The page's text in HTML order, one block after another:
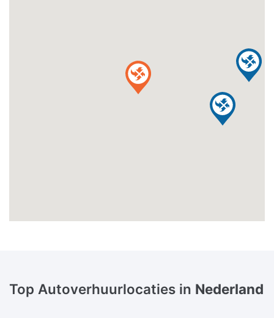
Top Autoverhuurlocaties in Nederland